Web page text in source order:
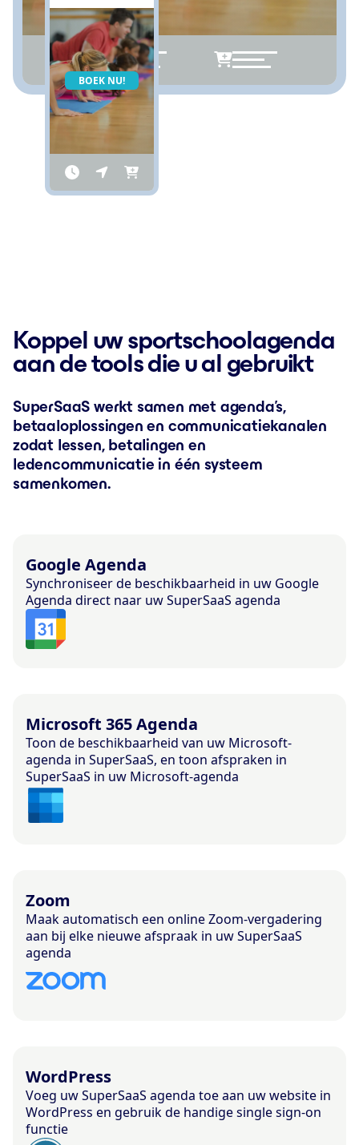
BOEK NU!
Koppel uw sportschoolagenda
aan de tools die u al gebruikt
SuperSaaS werkt samen met agenda’s,
betaaloplossingen en communicatiekanalen
zodat lessen, betalingen en
ledencommunicatie in één systeem
samenkomen.
Google Agenda
Synchroniseer de beschikbaarheid in uw Google
Agenda direct naar uw SuperSaaS agenda
Microsoft 365 Agenda
Toon de beschikbaarheid van uw Microsoft-
agenda in SuperSaaS, en toon afspraken in
SuperSaaS in uw Microsoft-agenda
Zoom
Maak automatisch een online Zoom-vergadering
aan bij elke nieuwe afspraak in uw SuperSaaS
agenda
WordPress
Voeg uw SuperSaaS agenda toe aan uw website in
WordPress en gebruik de handige single sign-on
functie